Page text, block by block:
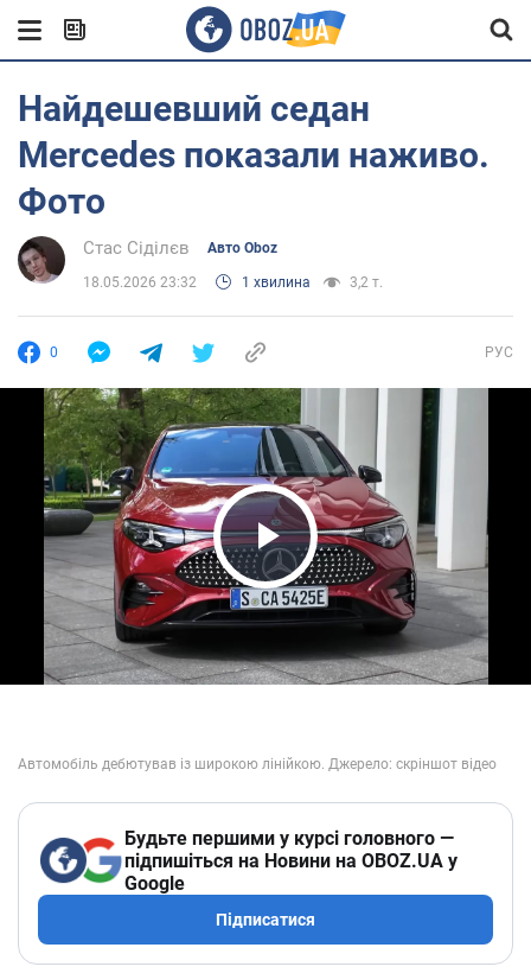
Найдешевший седан
Mercedes показали наживо.
Фото
Стас Сіділєв Авто Oboz
18.05.2026 23:32 1 хвилина 3,2 т.
0 РУС
Play Video
Будьте першими у курсі головного —
підпишіться на Новини на OBOZ.UA у
Google
Підписатися